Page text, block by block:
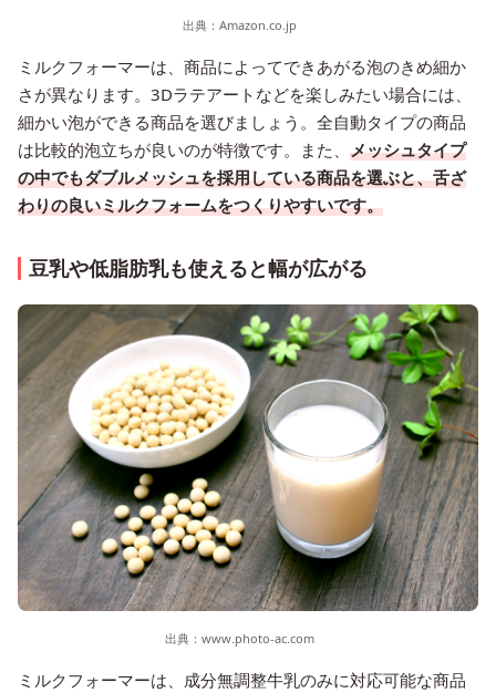
出典： Amazon.co.jp
ミルクフォーマーは、商品によってできあがる泡のきめ細か
さが異なります。3Dラテアートなどを楽しみたい場合には、
細かい泡ができる商品を選びましょう。全自動タイプの商品
は比較的泡立ちが良いのが特徴です。また、 メッシュタイプ
の中でもダブルメッシュを採用している商品を選ぶと、舌ざ
わりの良いミルクフォームをつくりやすいです。
豆乳や低脂肪乳も使えると幅が広がる
出典： www.photo-ac.com
ミルクフォーマーは、成分無調整牛乳のみに対応可能な商品